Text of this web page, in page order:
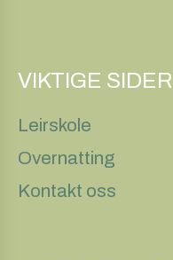
VIKTIGE SIDER
Leirskole
Overnatting
Kontakt oss